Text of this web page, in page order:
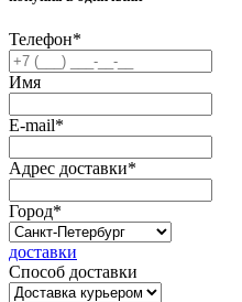
Телефон*
Имя
E-mail*
Адрес доставки*
Город*
доставки
Способ доставки